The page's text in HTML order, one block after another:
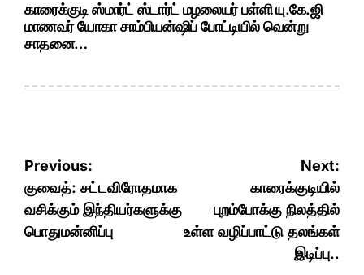
காரைக்குடி ஸ்மார்ட் ஸ்டார்ட் மழலையர் பள்ளி யு.கே.ஜி
மாணவர் யோகா சாம்பியன்ஷிப் போட்டியில் வென்று
சாதனை…
Post
navigation
Previous:
குவைத்: சட்டவிரோதமாக
வசிக்கும் இந்தியர்களுக்கு
பொதுமன்னிப்பு
Next:
காரைக்குடியில்
புறம்போக்கு நிலத்தில்
உள்ள வழிப்பாட்டு தலங்கள்
இடிப்பு..